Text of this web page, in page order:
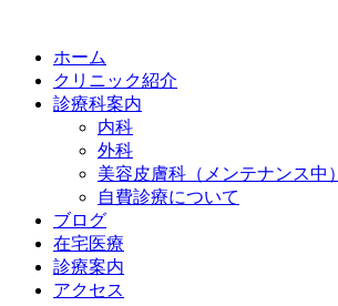
ホーム
クリニック紹介
診療科案内
内科
外科
美容皮膚科（メンテナンス中）
自費診療について
ブログ
在宅医療
診療案内
アクセス